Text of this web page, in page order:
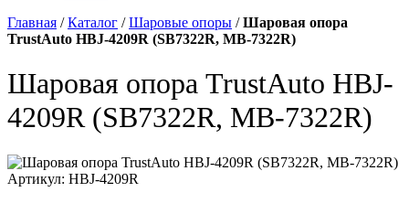
Главная /Каталог /Шаровые опоры /Шаровая опора
TrustAuto HBJ-4209R (SB7322R, MB-7322R)
Шаровая опора TrustAuto HBJ-
4209R (SB7322R, MB-7322R)
Артикул: HBJ-4209R